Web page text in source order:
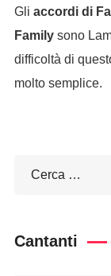
Gli accordi di
Familysono
difficoltà di
molto semplice.
Cantanti